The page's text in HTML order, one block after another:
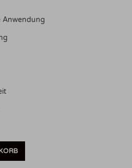
Anwendung